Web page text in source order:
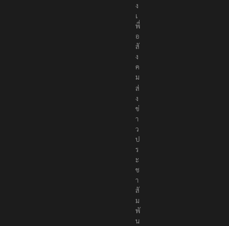
ง
เ
พื่
อ
สั
ง
ค
ม
ส่
ง
ข่
า
ว
ป
ร
ะ
ช
า
สั
ม
พั
น